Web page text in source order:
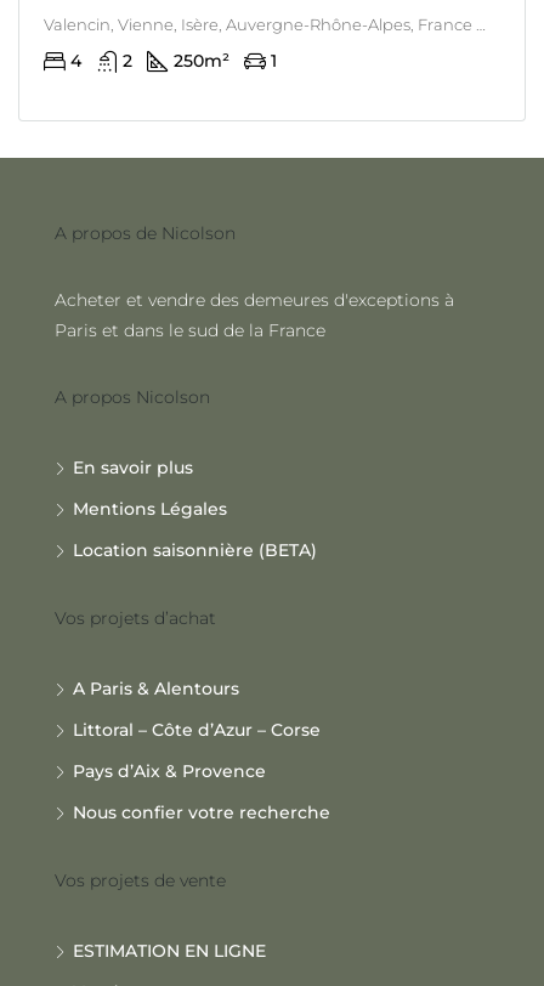
4 2 250m² 1
A propos de Nicolson
Acheter et vendre des demeures d'exceptions à
Paris et dans le sud de la France
A propos Nicolson
En savoir plus
Mentions Légales
Location saisonnière (BETA)
Vos projets d’achat
A Paris & Alentours
Littoral – Côte d’Azur – Corse
Pays d’Aix & Provence
Nous confier votre recherche
Vos projets de vente
ESTIMATION EN LIGNE